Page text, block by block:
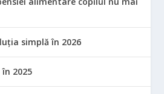
simplă în 2026
2025